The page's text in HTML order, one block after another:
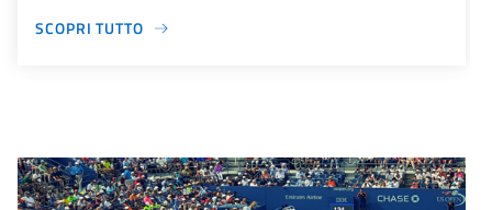
SCOPRI TUTTO